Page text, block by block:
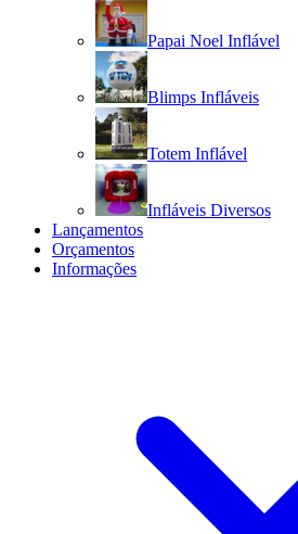
Papai Noel Inflável
Blimps Infláveis
Totem Inflável
Infláveis Diversos
Lançamentos
Orçamentos
Informações